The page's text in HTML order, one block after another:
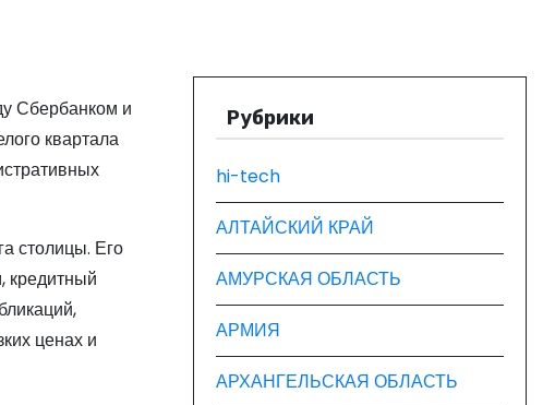
Сбербанком и
квартала
столицы. Его
кредитный
ценах и
Рубрики
hi-tech
АЛТАЙСКИЙ КРАЙ
АМУРСКАЯ ОБЛАСТЬ
АРМИЯ
АРХАНГЕЛЬСКАЯ ОБЛАСТЬ